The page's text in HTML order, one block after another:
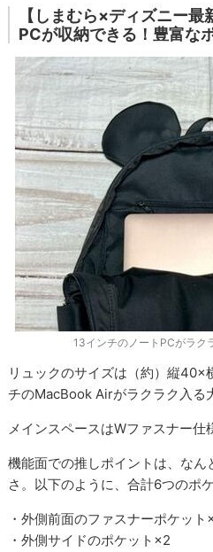
【しまむら×ディズニー
PCが収納できる！豊富な
13インチのノートPCがラク
リュックのサイズは（約）縦
チのMacBook Airがラクラク入る
メインスペースはWファスナー仕
機能面での推しポイントは、なん
さ。以下のように、合計6つのポ
・外側前面のファスナーポケット
・外側サイドのポケット×2